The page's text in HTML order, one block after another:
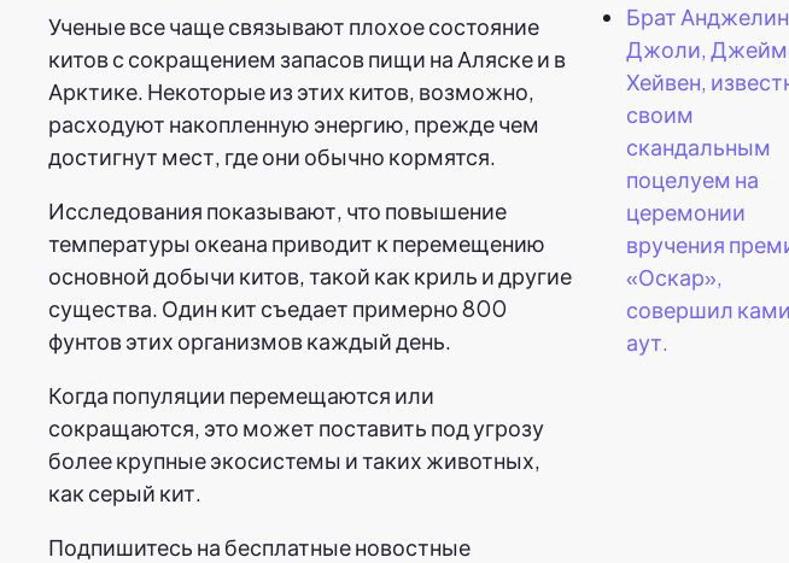
Ученые все чаще связывают плохое состояние
китов с сокращением запасов пищи на Аляске и в
Арктике. Некоторые из этих китов, возможно,
расходуют накопленную энергию, прежде чем
достигнут мест, где они обычно кормятся.
Исследования показывают, что повышение
температуры океана приводит к перемещению
основной добычи китов, такой как криль и другие
существа. Один кит съедает примерно 800
фунтов этих организмов каждый день.
Когда популяции перемещаются или
сокращаются, это может поставить под угрозу
более крупные экосистемы и таких животных,
как серый кит.
Подпишитесь на бесплатные новостные
Брат
Джоли,
Хейвен,
своим
скандальным
поцелуем на
церемонии
вручения
«Оскар»,
совершил
аут.